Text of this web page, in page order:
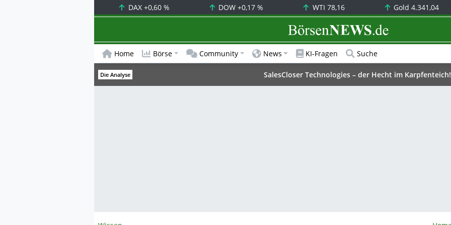
DAX +0,60 % DOW+0,17 % WTI 78,16 Gold4.341,04
BörsenNEWS.de
Home Börse Community News KI-Fragen Suche
Die Analyse SalesCloser Technologies – der Hecht im Karpfenteich!